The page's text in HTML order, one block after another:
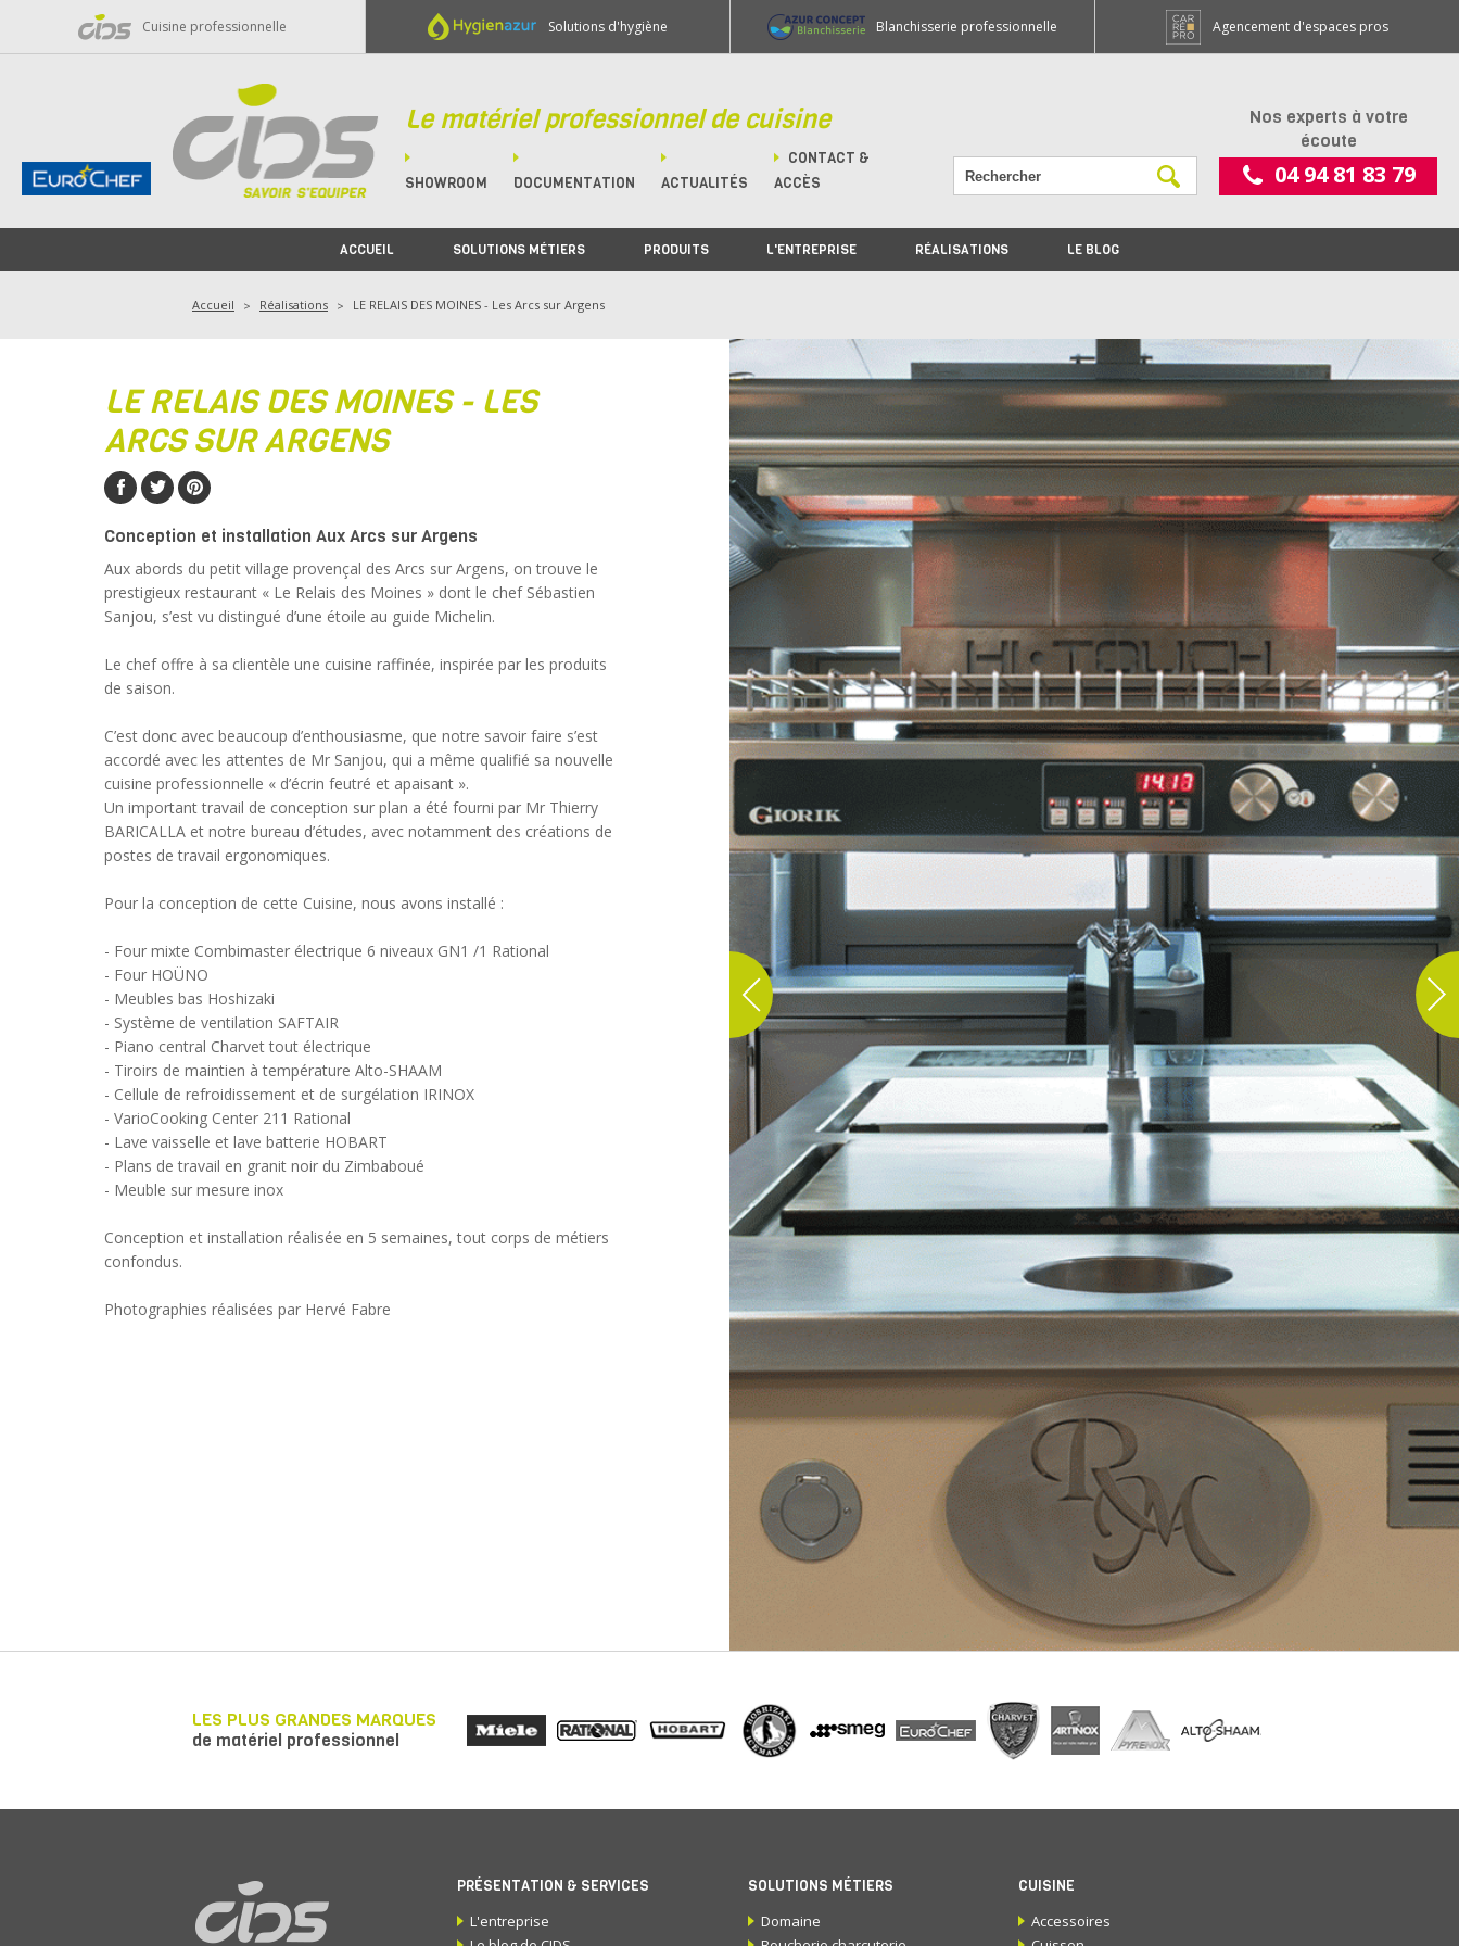
Cuisine professionnelle Solutions d'hygiène Blanchisserie professionnelle Agencement d'espaces pros
Le matériel professionnel de cuisine
SHOWROOM DOCUMENTATION ACTUALITÉS
CONTACT &
ACCÈS
Nos experts à votre
écoute
04 94 81 83 79
ACCUEIL SOLUTIONS MÉTIERS PRODUITS L'ENTREPRISE RÉALISATIONS LE BLOG
Accueil Réalisations LE RELAIS DES MOINES - Les Arcs sur Argens
LE RELAIS DES MOINES - LES
ARCS SUR ARGENS
Conception et installation Aux Arcs sur Argens
Aux abords du petit village provençal des Arcs sur Argens, on trouve le
prestigieux restaurant « Le Relais des Moines » dont le chef Sébastien
Sanjou, s’est vu distingué d’une étoile au guide Michelin.
Le chef offre à sa clientèle une cuisine raffinée, inspirée par les produits
de saison.
C’est donc avec beaucoup d’enthousiasme, que notre savoir faire s’est
accordé avec les attentes de Mr Sanjou, qui a même qualifié sa nouvelle
cuisine professionnelle « d’écrin feutré et apaisant ».
Un important travail de conception sur plan a été fourni par Mr Thierry
BARICALLA et notre bureau d’études, avec notamment des créations de
postes de travail ergonomiques.
Pour la conception de cette Cuisine, nous avons installé :
- Four mixte Combimaster électrique 6 niveaux GN1 /1 Rational
- Four HOÜNO
- Meubles bas Hoshizaki
- Système de ventilation SAFTAIR
- Piano central Charvet tout électrique
- Tiroirs de maintien à température Alto-SHAAM
- Cellule de refroidissement et de surgélation IRINOX
- VarioCooking Center 211 Rational
- Lave vaisselle et lave batterie HOBART
- Plans de travail en granit noir du Zimbaboué
- Meuble sur mesure inox
Conception et installation réalisée en 5 semaines, tout corps de métiers
confondus.
Photographies réalisées par Hervé Fabre
LES PLUS GRANDES MARQUES
de matériel professionnel
PRÉSENTATION & SERVICES
L'entreprise
SOLUTIONS MÉTIERS
Domaine
CUISINE
Accessoires
Panneau de gestion des cookies